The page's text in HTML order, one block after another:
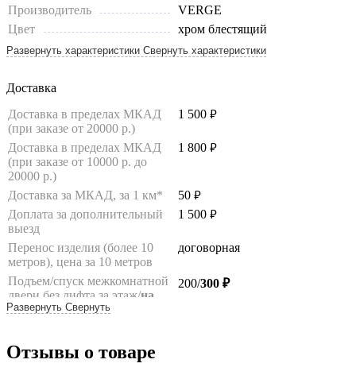
Производитель
VERGE
Цвет
хром блестящий
Развернуть характеристики Свернуть характеристики
Развернуть описание Свернуть описание
Доставка
Доставка в пределах МКАД
(при заказе от 20000 р.)
1 500 руб.
Доставка в пределах МКАД
(при заказе от 10000 р. до
20000 р.)
1 800 руб.
Доставка за МКАД, за 1 км* 50 руб.
Доплата за дополнительный
выезд
1 500 руб.
Перенос изделия (более 10
метров), цена за 10 метров
договорная
Подъем/спуск межкомнатной
двери без лифта за этаж/на
лифте(комплект/1 полотно)
200/300 ₽
лифта за этаж/на лифте (до 10
шт.)
Развернуть Свернуть
Отзывы о товаре